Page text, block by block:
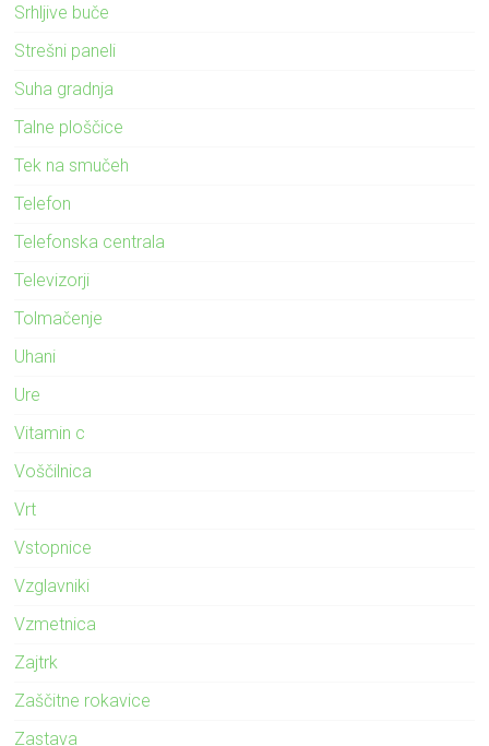
Srhljive buče
Strešni paneli
Suha gradnja
Talne ploščice
Tek na smučeh
Telefon
Telefonska centrala
Televizorji
Tolmačenje
Uhani
Ure
Vitamin c
Voščilnica
Vrt
Vstopnice
Vzglavniki
Vzmetnica
Zajtrk
Zaščitne rokavice
Zastava